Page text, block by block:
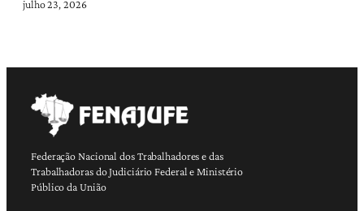
julho 23, 2026
Federação Nacional dos Trabalhadores e das
Trabalhadoras do Judiciário Federal e Ministério
Público da União